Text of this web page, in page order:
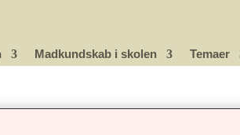
Madkundskab i skolen Temaer